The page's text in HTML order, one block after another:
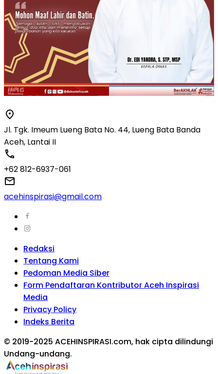
Jl. Tgk. Imeum Lueng Bata No. 44, Lueng Bata Banda
Aceh, Lantai II
+62 812-6937-061
acehinspirasi@gmail.com
Redaksi
Tentang Kami
Pedoman Media Siber
Form Pendaftaran Kontributor Aceh Inspirasi
Media
Privacy Policy
Indeks Berita
© 2019-2025 ACEHINSPIRASI.com, hak cipta dilindungi
Undang-undang.